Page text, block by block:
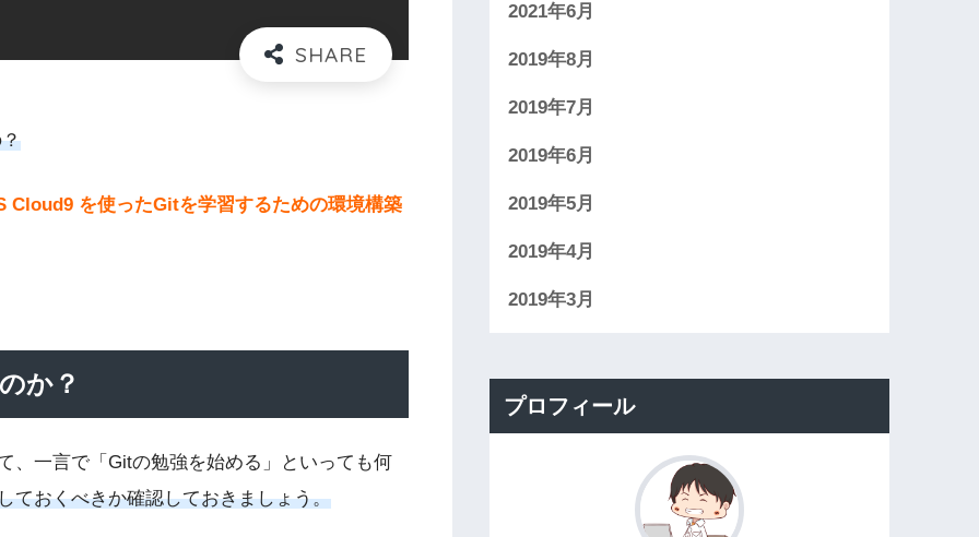
Cloud9 を使ったGitを学習するための環境構築
か？
、一言で「Gitの勉強を始める」といっても何
ておくべきか確認しておきましょう。
2021年6月
2019年8月
2019年7月
2019年6月
2019年5月
2019年4月
2019年3月
プロフィール